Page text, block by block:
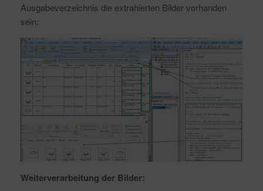
Ausgabeverzeichnis die extrahierten Bilder vorhanden
sein:
Weiterverarbeitung der Bilder: